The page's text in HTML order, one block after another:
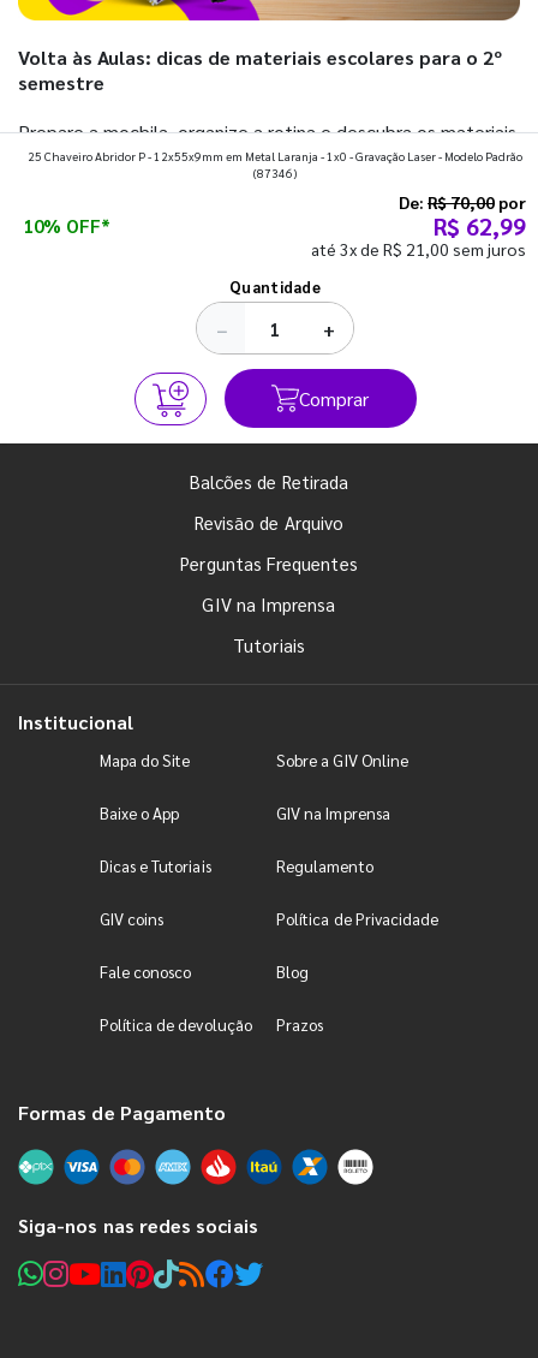
Volta às Aulas: dicas de materiais escolares para o 2º
semestre
Prepare a mochila, organize a rotina e descubra os materiais
que fazem toda diferença para começar o segundo
25 Chaveiro Abridor P - 12x55x9mm em Metal Laranja - 1x0 - Gravação Laser - Modelo Padrão
(87346)
10% OFF*
De: R$ 70,00 por
R$ 62,99
até 3x de R$ 21,00 sem juros
Quantidade
− +
Comprar
Balcões de Retirada
Revisão de Arquivo
Perguntas Frequentes
GIV na Imprensa
Tutoriais
Institucional
Mapa do Site Sobre a GIV Online
Baixe o App GIV na Imprensa
Dicas e Tutoriais Regulamento
GIV coins Política de Privacidade
Fale conosco Blog
Política de devolução Prazos
Formas de Pagamento
Siga-nos nas redes sociais